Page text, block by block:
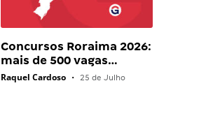
Concursos Roraima 2026:
mais de 500 vagas…
Raquel Cardoso • 25 de Julho